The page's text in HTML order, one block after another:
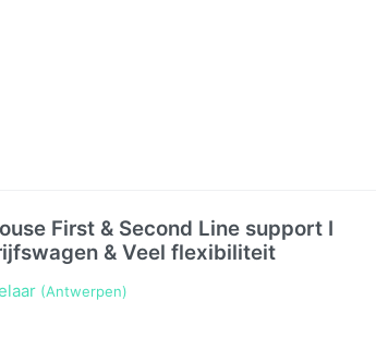
First & Second Line support I
& Veel flexibiliteit
(Antwerpen)